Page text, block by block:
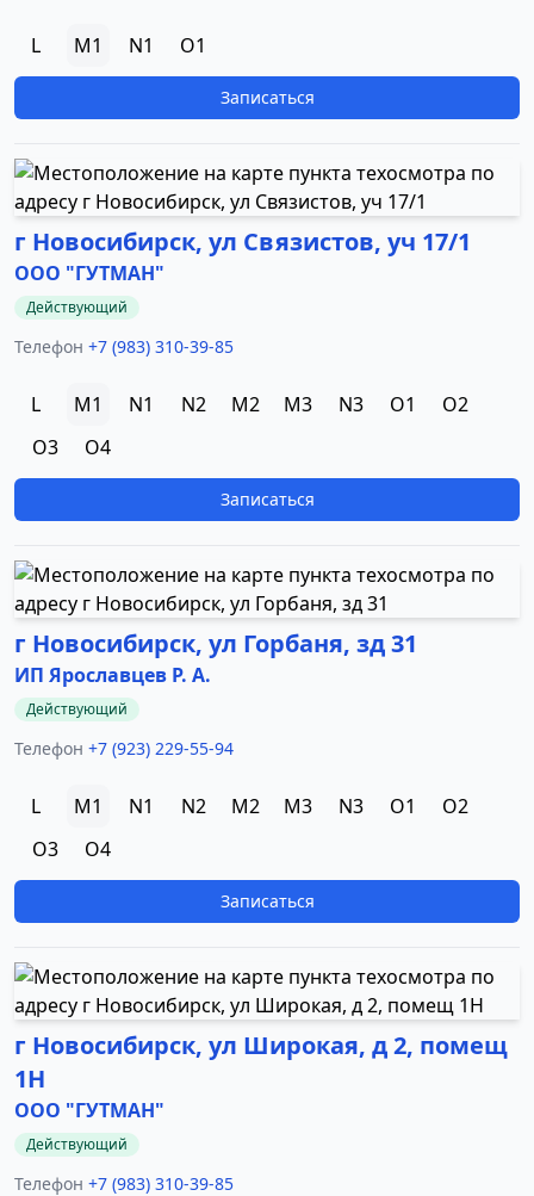
L M1 N1 O1
Записаться
г Новосибирск, ул Связистов, уч 17/1
ООО "ГУТМАН"
Действующий
Телефон +7 (983) 310-39-85
L M1 N1 N2 M2 M3 N3 O1
O2
O3
O4
Записаться
г Новосибирск, ул Горбаня, зд 31
ИП Ярославцев Р. А.
Действующий
Телефон +7 (923) 229-55-94
L M1 N1 N2 M2 M3 N3 O1
O2
O3
O4
Записаться
г Новосибирск, ул Широкая, д 2, помещ
1Н
ООО "ГУТМАН"
Действующий
Телефон +7 (983) 310-39-85